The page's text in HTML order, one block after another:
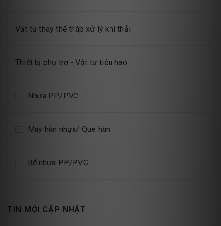
Vật tư thay thế tháp xử lý khí thải
Thiết bị phụ trợ - Vật tư tiêu hao
Nhựa PP/PVC
Máy hàn nhựa/ Que hàn
Bể nhựa PP/PVC
TIN MỚI CẬP NHẬT